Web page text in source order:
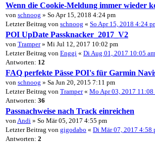
Wenn die Cookie-Meldung immer wieder
von schnoog » So Apr 15, 2018 4:24 pm
Letzter Beitrag von schnoog « So Apr 15, 2018 4:24
POI UpDate Passknacker_2017_V2
von Tramper» Mi Jul 12, 2017 10:02 pm
Letzter Beitrag von Enggi « Di Aug 01, 2017 10:05 am
Antworten: 12
FAQ perfekte Pässe POI's für Garmin
von schnoog » Sa Jun 20, 2015 7:11 pm
Letzter Beitrag von Tramper« Mo Apr 03, 2017 11:08
Antworten: 36
Passnachweise nach Track einreichen
von Andi » So Mär 05, 2017 4:55 pm
Letzter Beitrag von gigodabo « Di Mär 07, 2017 4:58
Antworten: 2